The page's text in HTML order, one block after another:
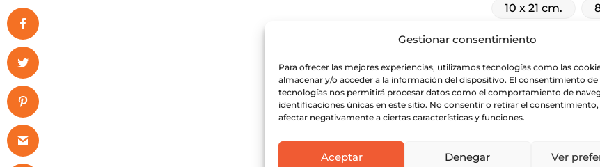
Gestionar consentimiento
Para ofrecer las mejores experiencias, utilizamos tecnologías como las
almacenar y/o acceder a la información del dispositivo. El consentimiento de
tecnologías nos permitirá procesar datos como el comportamiento de
identificaciones únicas en este sitio. No consentir o retirar el
afectar negativamente a ciertas características y funciones.
Aceptar Denegar Ver
10 x 21 cm.
Formato A6 / 10 x
IMPRESIÓN :
Cuatricromía 1
:
Plastificado